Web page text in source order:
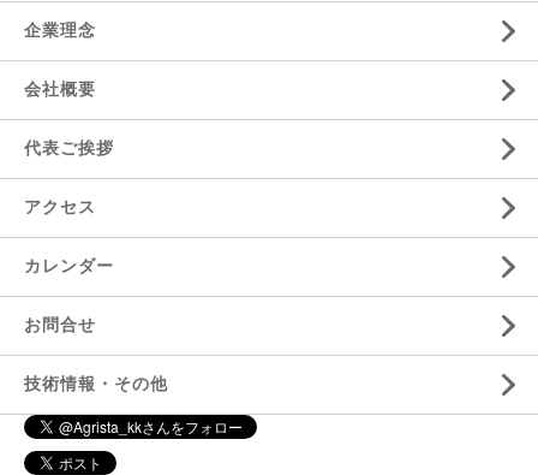
企業理念
会社概要
代表ご挨拶
アクセス
カレンダー
お問合せ
技術情報・その他